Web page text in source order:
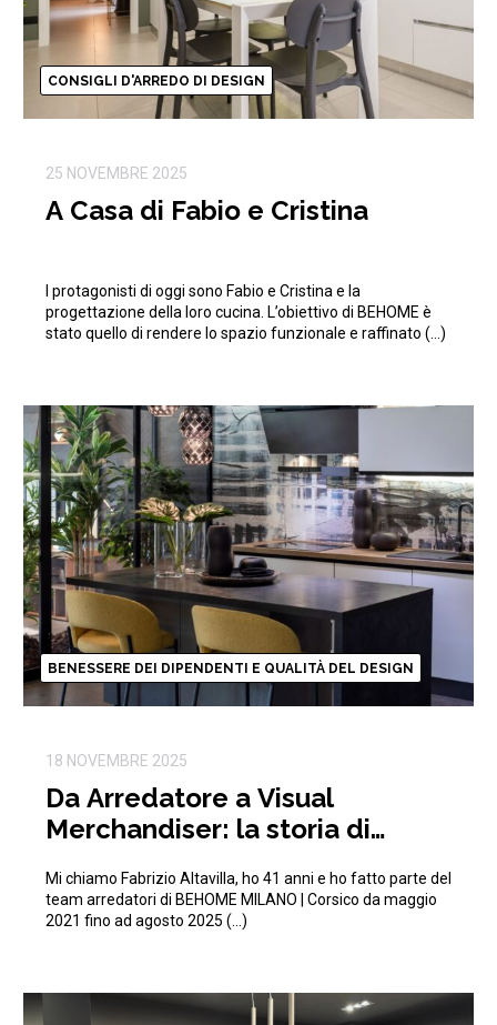
CONSIGLI D'ARREDO DI DESIGN
25 NOVEMBRE 2025
A Casa di Fabio e Cristina
I protagonisti di oggi sono Fabio e Cristina e la
progettazione della loro cucina. L’obiettivo di BEHOME è
stato quello di rendere lo spazio funzionale e raffinato (…)
BENESSERE DEI DIPENDENTI E QUALITÀ DEL DESIGN
18 NOVEMBRE 2025
Da Arredatore a Visual
Merchandiser: la storia di
Mi chiamo Fabrizio Altavilla, ho 41 anni e ho fatto parte del
team arredatori di BEHOME MILANO | Corsico da maggio
2021 fino ad agosto 2025 (…)